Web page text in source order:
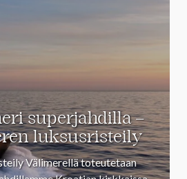
superjahdilla –
luksusristeily
Välimerellä toteutetaan